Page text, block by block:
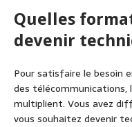
Quelles
devenir
Pour satisfaire le besoin
des
multiplient. Vous avez
vous souhaitez devenir